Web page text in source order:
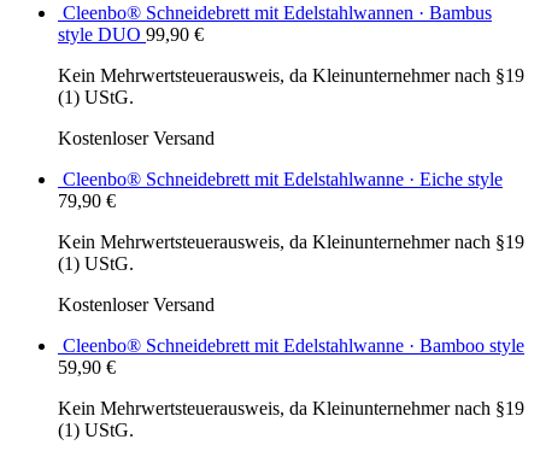
Cleenbo® Schneidebrett mit Edelstahlwannen · Bambus
style DUO 99,90 €
Kein Mehrwertsteuerausweis, da Kleinunternehmer nach §19
(1) UStG.
Kostenloser Versand
Cleenbo® Schneidebrett mit Edelstahlwanne · Eiche style
79,90 €
Kein Mehrwertsteuerausweis, da Kleinunternehmer nach §19
(1) UStG.
Kostenloser Versand
Cleenbo® Schneidebrett mit Edelstahlwanne · Bamboo style
59,90 €
Kein Mehrwertsteuerausweis, da Kleinunternehmer nach §19
(1) UStG.